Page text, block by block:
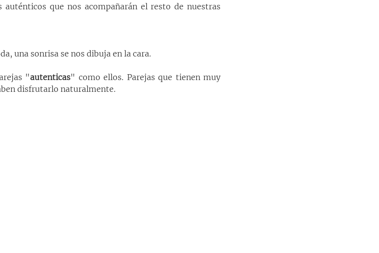
que nos acompañarán el resto de nuestras
una sonrisa se nos dibuja en la cara.
"autenticas" como ellos. Parejas que tienen muy
disfrutarlo naturalmente.